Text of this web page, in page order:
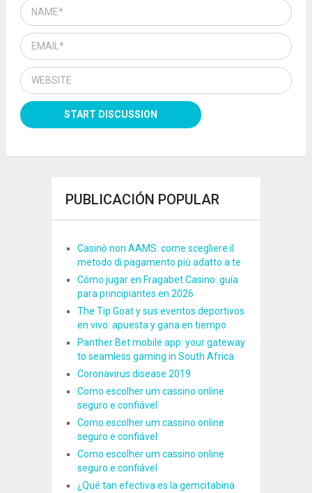
PUBLICACIÓN POPULAR
Casinò non AAMS: come scegliere il
metodo di pagamento più adatto a te
Cómo jugar en Fragabet Casino: guía
para principiantes en 2026
The Tip Goat y sus eventos deportivos
en vivo: apuesta y gana en tiempo
Panther Bet mobile app: your gateway
to seamless gaming in South Africa
Coronavirus disease 2019
Como escolher um cassino online
seguro e confiável
Como escolher um cassino online
seguro e confiável
Como escolher um cassino online
seguro e confiável
¿Qué tan efectiva es la gemcitabina